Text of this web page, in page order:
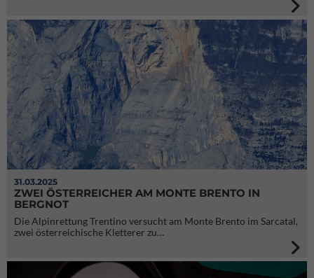
31.03.2025
ZWEI ÖSTERREICHER AM MONTE BRENTO IN
BERGNOT
Die Alpinrettung Trentino versucht am Monte Brento im Sarcatal,
zwei österreichische Kletterer zu…